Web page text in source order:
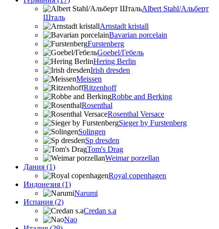
Albert Stahl/Альбеpт
Шталь
Arnstadt kristall
Bavarian porcelain
Furstenberg
Goebel/Гебель
Hering Berlin
Irish dresden
Meissen
Ritzenhoff
Robbe and Berking
Rosenthal
Rosenthal Versace
Sieger by Furstenberg
Solingen
Sp dresden
Tom's Drag
Weimar porzellan
Дания (1)
Royal copenhagen
Индонезия (1)
Narumi
Испания (2)
Credan s.a
Nao